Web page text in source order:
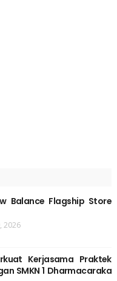
Balance Flagship Store
2026
Kerjasama Praktek
SMKN 1 Dharmacaraka